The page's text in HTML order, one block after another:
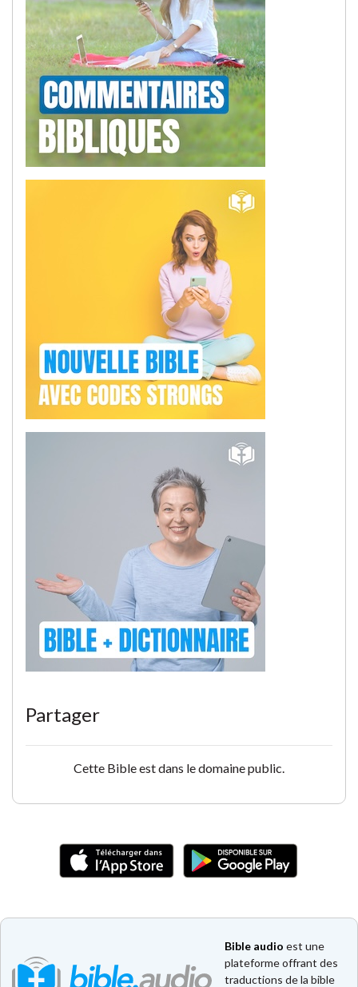
Partager
Cette Bible est dans le domaine public.
Bible audio est une
plateforme offrant des
traductions de la bible